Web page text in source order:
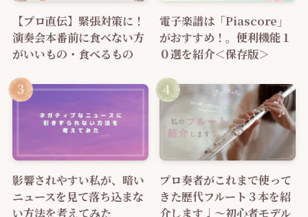
【プロ直伝】緊張対策に！
演奏会本番前に食べない方
がいいもの・食べるもの
電子楽譜は「Piascore」
がおすすめ！。便利機能１
０選を紹介＜保存版＞
影響されやすい私が、暗い
ニュースを見て落ち込まな
い方法を考えてみた
プロ奏者がこれまで使って
きた歴代フルート３本を紹
介します♩～初心者モデル